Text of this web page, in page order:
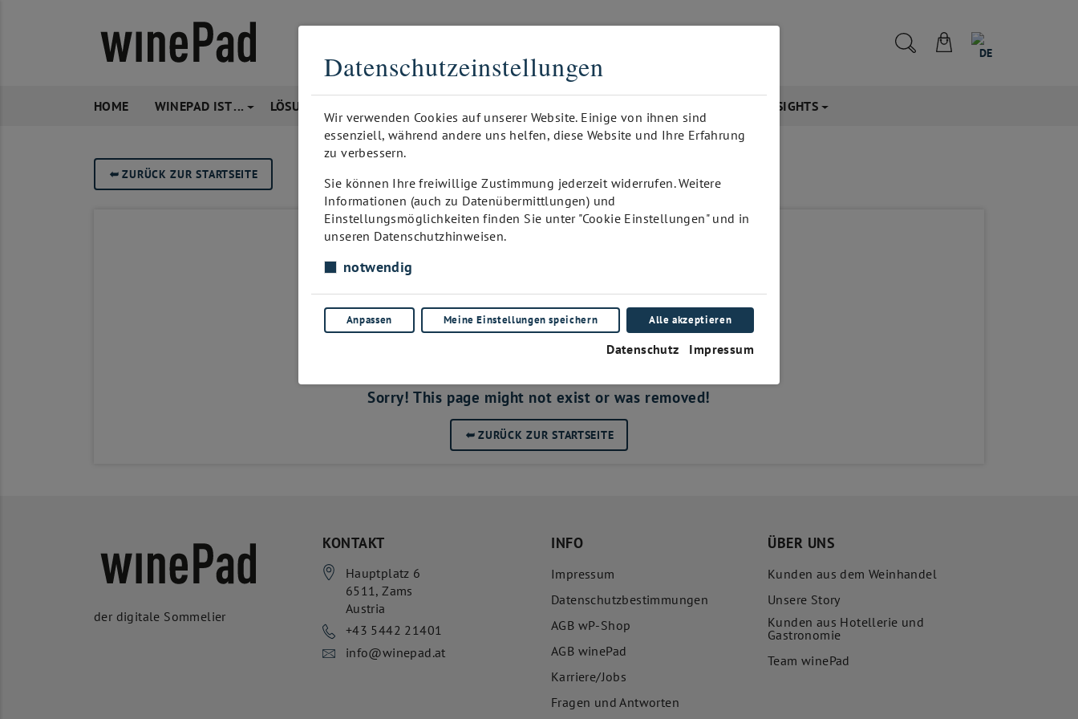
DE
HOME WINEPAD IST ... LÖSUNGEN INFOS & INSIGHTS
➥ZURÜCK ZUR STARTSEITE
Sorry! This page might not exist or was removed!
➥ZURÜCK ZUR STARTSEITE
der digitale Sommelier
KONTAKT
Hauptplatz 6
6511,Zams
Austria
+43 5442 21401
info@winepad.at
INFO
Impressum
Datenschutzbestimmungen
AGB wP-Shop
AGB winePad
Karriere/Jobs
Fragen und Antworten
ÜBER UNS
Kunden aus dem Weinhandel
Unsere Story
Kunden aus Hotellerie und
Gastronomie
Team winePad
Datenschutzeinstellungen
Wir verwenden Cookies auf unserer Website. Einige von ihnen sind
essenziell, während andere uns helfen, diese Website und Ihre Erfahrung
zu verbessern.
Sie können Ihre freiwillige Zustimmung jederzeit widerrufen. Weitere
Informationen (auch zu Datenübermittlungen) und
Einstellungsmöglichkeiten finden Sie unter "Cookie Einstellungen" und in
unseren Datenschutzhinweisen.
notwendig
Anpassen Meine Einstellungen speichern Alle akzeptieren
Datenschutz Impressum